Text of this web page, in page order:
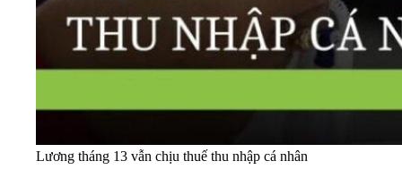
Lương tháng 13 vẫn chịu thuế thu nhập cá nhân